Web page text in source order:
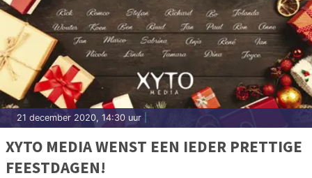
21 december 2020, 14:30 uur
XYTO MEDIA WENST EEN IEDER PRETTIGE
FEESTDAGEN!